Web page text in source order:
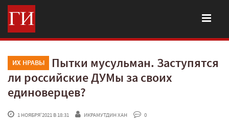
ИХ НРАВЫ
Пытки мусульман. Заступятся
ли российские ДУМы за своих
единоверцев?
1 НОЯБРЯ'2021 В 18:31 ИКРАМУТДИН ХАН 0